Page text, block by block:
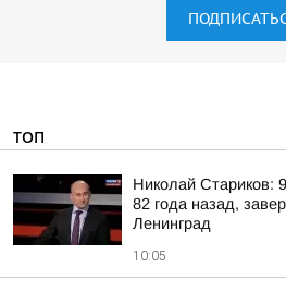
ТОП
Николай Стариков:
82 года назад,
Ленинград
10:05